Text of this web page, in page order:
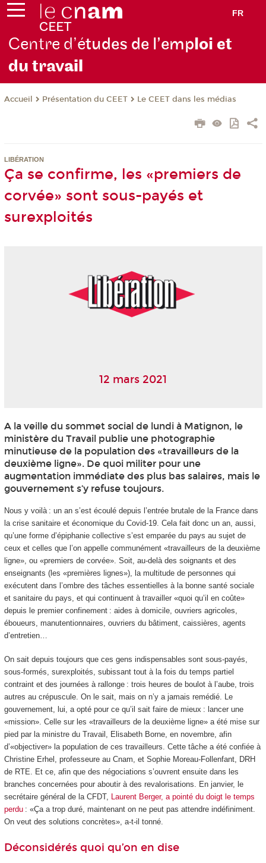
FR
Centre d’études de l’emploi et
du travail
Accueil Présentation du CEET Le CEET dans les médias
LIBÉRATION
Ça se confirme, les «premiers de
corvée» sont sous-payés et
surexploités
12 mars 2021
A la veille du sommet social de lundi à Matignon, le
ministère du Travail publie une photographie
minutieuse de la population des «travailleurs de la
deuxième ligne». De quoi militer pour une
augmentation immédiate des plus bas salaires, mais le
gouvernement s’y refuse toujours.
Nous y voilà : un an s’est écoulé depuis l’entrée brutale de la France dans
la crise sanitaire et économique du Covid-19. Cela fait donc un an, aussi,
qu’une forme d’épiphanie collective s’est emparée du pays au sujet de
ceux et celles que l’on appelle communément «travailleurs de la deuxième
ligne», ou «premiers de corvée». Soit, au-delà des soignants et des
enseignants (les «premières lignes»), la multitude de personnes qui
exécutent dans l’ombre des tâches essentielles à la bonne santé sociale
et sanitaire du pays, et qui continuent à travailler «quoi qu’il en coûte»
depuis le premier confinement : aides à domicile, ouvriers agricoles,
éboueurs, manutentionnaires, ouvriers du bâtiment, caissières, agents
d’entretien…
On sait depuis toujours que ces gens indispensables sont sous-payés,
sous-formés, surexploités, subissant tout à la fois du temps partiel
contraint et des journées à rallonge : trois heures de boulot à l’aube, trois
autres au crépuscule. On le sait, mais on n’y a jamais remédié. Le
gouvernement, lui, a opté pour ce qu’il sait faire de mieux : lancer une
«mission». Celle sur les «travailleurs de la deuxième ligne» a été mise sur
pied par la ministre du Travail, Elisabeth Borne, en novembre, afin
d’«objectiver»la population de ces travailleurs. Cette tâche a été confiée à
Christine Erhel, professeure au Cnam, et Sophie Moreau-Follenfant, DRH
de RTE. Et ce, afin que des négociations s’ouvrent ensuite dans les
branches concernées pour aboutir à des revalorisations. En janvier, le
secrétaire général de la CFDT, Laurent Berger, a pointé du doigt le temps
perdu: «Ça a trop duré, maintenant on ne peut pas attendre indéfiniment.
On veut des solutions concrètes», a-t-il tonné.
Déconsidérés quoi qu’on en dise